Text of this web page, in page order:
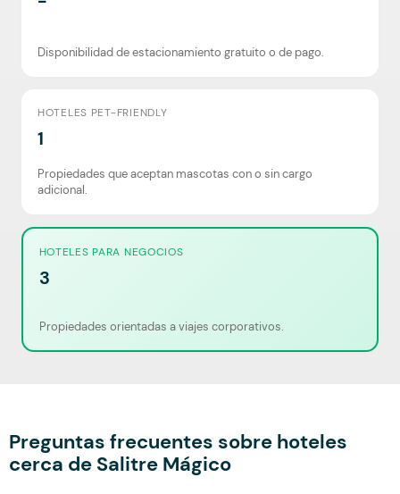
Disponibilidad de estacionamiento gratuito o de pago.
HOTELES PET-FRIENDLY
1
Propiedades que aceptan mascotas con o sin cargo
adicional.
HOTELES PARA NEGOCIOS
3
Propiedades orientadas a viajes corporativos.
Preguntas frecuentes sobre hoteles
cerca de Salitre Mágico